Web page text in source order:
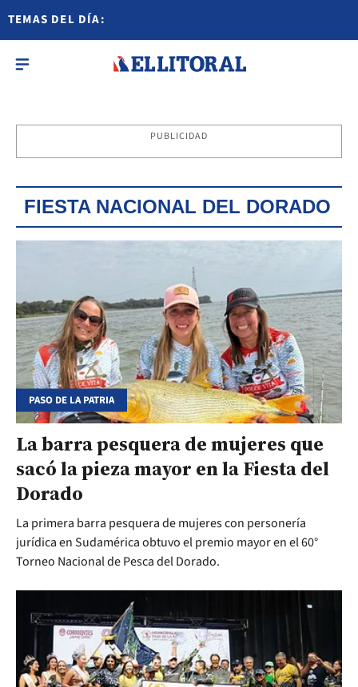
TEMAS DEL DÍA:
PUBLICIDAD
FIESTA NACIONAL DEL DORADO
PASO DE LA PATRIA
La barra pesquera de mujeres que
sacó la pieza mayor en la Fiesta del
Dorado
La primera barra pesquera de mujeres con personería
jurídica en Sudamérica obtuvo el premio mayor en el 60°
Torneo Nacional de Pesca del Dorado.